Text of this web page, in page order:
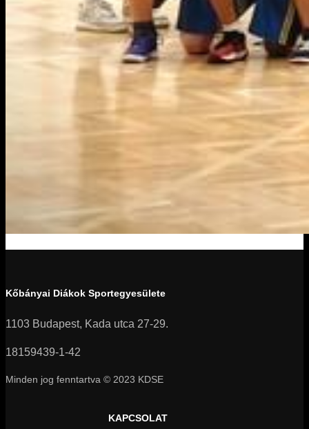
Kőbányai Diákok Sportegyesülete
1103 Budapest, Kada utca 27-29.
18159439-1-42
Minden jog fenntartva © 2023 KDSE
KAPCSOLAT